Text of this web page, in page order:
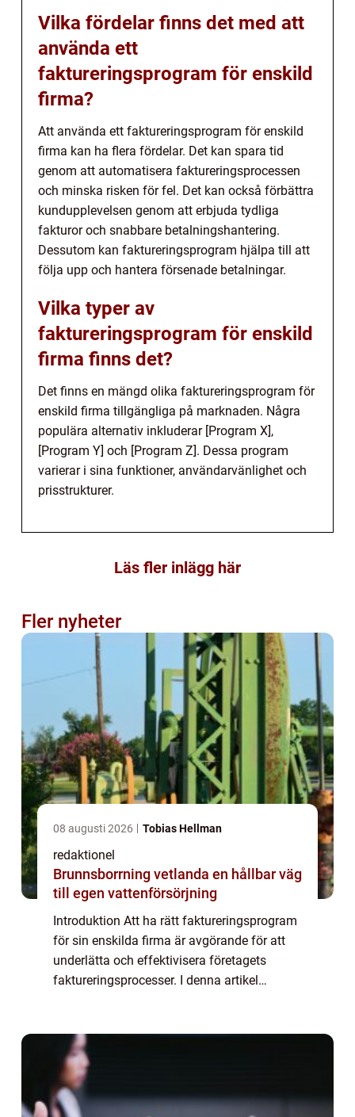
Vilka fördelar finns det med att
använda ett
faktureringsprogram för enskild
firma?
Att använda ett faktureringsprogram för enskild
firma kan ha flera fördelar. Det kan spara tid
genom att automatisera faktureringsprocessen
och minska risken för fel. Det kan också förbättra
kundupplevelsen genom att erbjuda tydliga
fakturor och snabbare betalningshantering.
Dessutom kan faktureringsprogram hjälpa till att
följa upp och hantera försenade betalningar.
Vilka typer av
faktureringsprogram för enskild
firma finns det?
Det finns en mängd olika faktureringsprogram för
enskild firma tillgängliga på marknaden. Några
populära alternativ inkluderar [Program X],
[Program Y] och [Program Z]. Dessa program
varierar i sina funktioner, användarvänlighet och
prisstrukturer.
Läs fler inlägg här
Fler nyheter
08 augusti 2026 Tobias Hellman
redaktionel
Brunnsborrning vetlanda en hållbar väg
till egen vattenförsörjning
Introduktion Att ha rätt faktureringsprogram
för sin enskilda firma är avgörande för att
underlätta och effektivisera företagets
faktureringsprocesser. I denna artikel